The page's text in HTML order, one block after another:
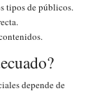
tipos de públicos.
depende de